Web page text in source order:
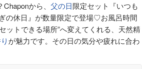
から、 父の日限定セット『いつも
の休日』が数量限定で登場♡お風呂時間
ットできる場所”へ変えてくれる、天然精
が魅力です。その日の気分や疲れに合わ